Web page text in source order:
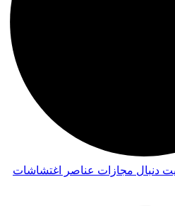
دنبال مجازات عناصر اغتشاشات